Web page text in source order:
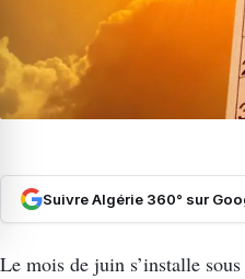
Suivre Algérie 360° sur
Le mois de juin s’installe